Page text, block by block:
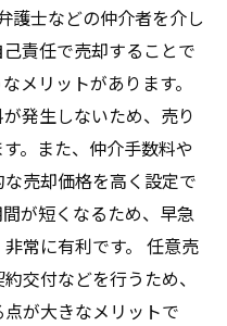
護士などの仲介者を介し
責任で売却することで
メリットがあります。
発生しないため、売り
。また、仲介手数料や
売却価格を高く設定で
が短くなるため、早急
常に有利です。 任意売
交付などを行うため、
が大きなメリットで